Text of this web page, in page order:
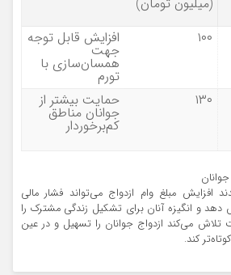
۱۰۰ افزایش قابل توجه
جهت
همسان‌سازی با
تورم
۱۳۰ حمایت بیشتر از
جوانان مناطق
کم‌برخوردار
افزایش مبلغ وام ازدواج می‌تواند فشار مالی
دهد و انگیزه آنان برای تشکیل زندگی مشترک را
تلاش می‌کند ازدواج جوانان را تسهیل و در عین
کند.